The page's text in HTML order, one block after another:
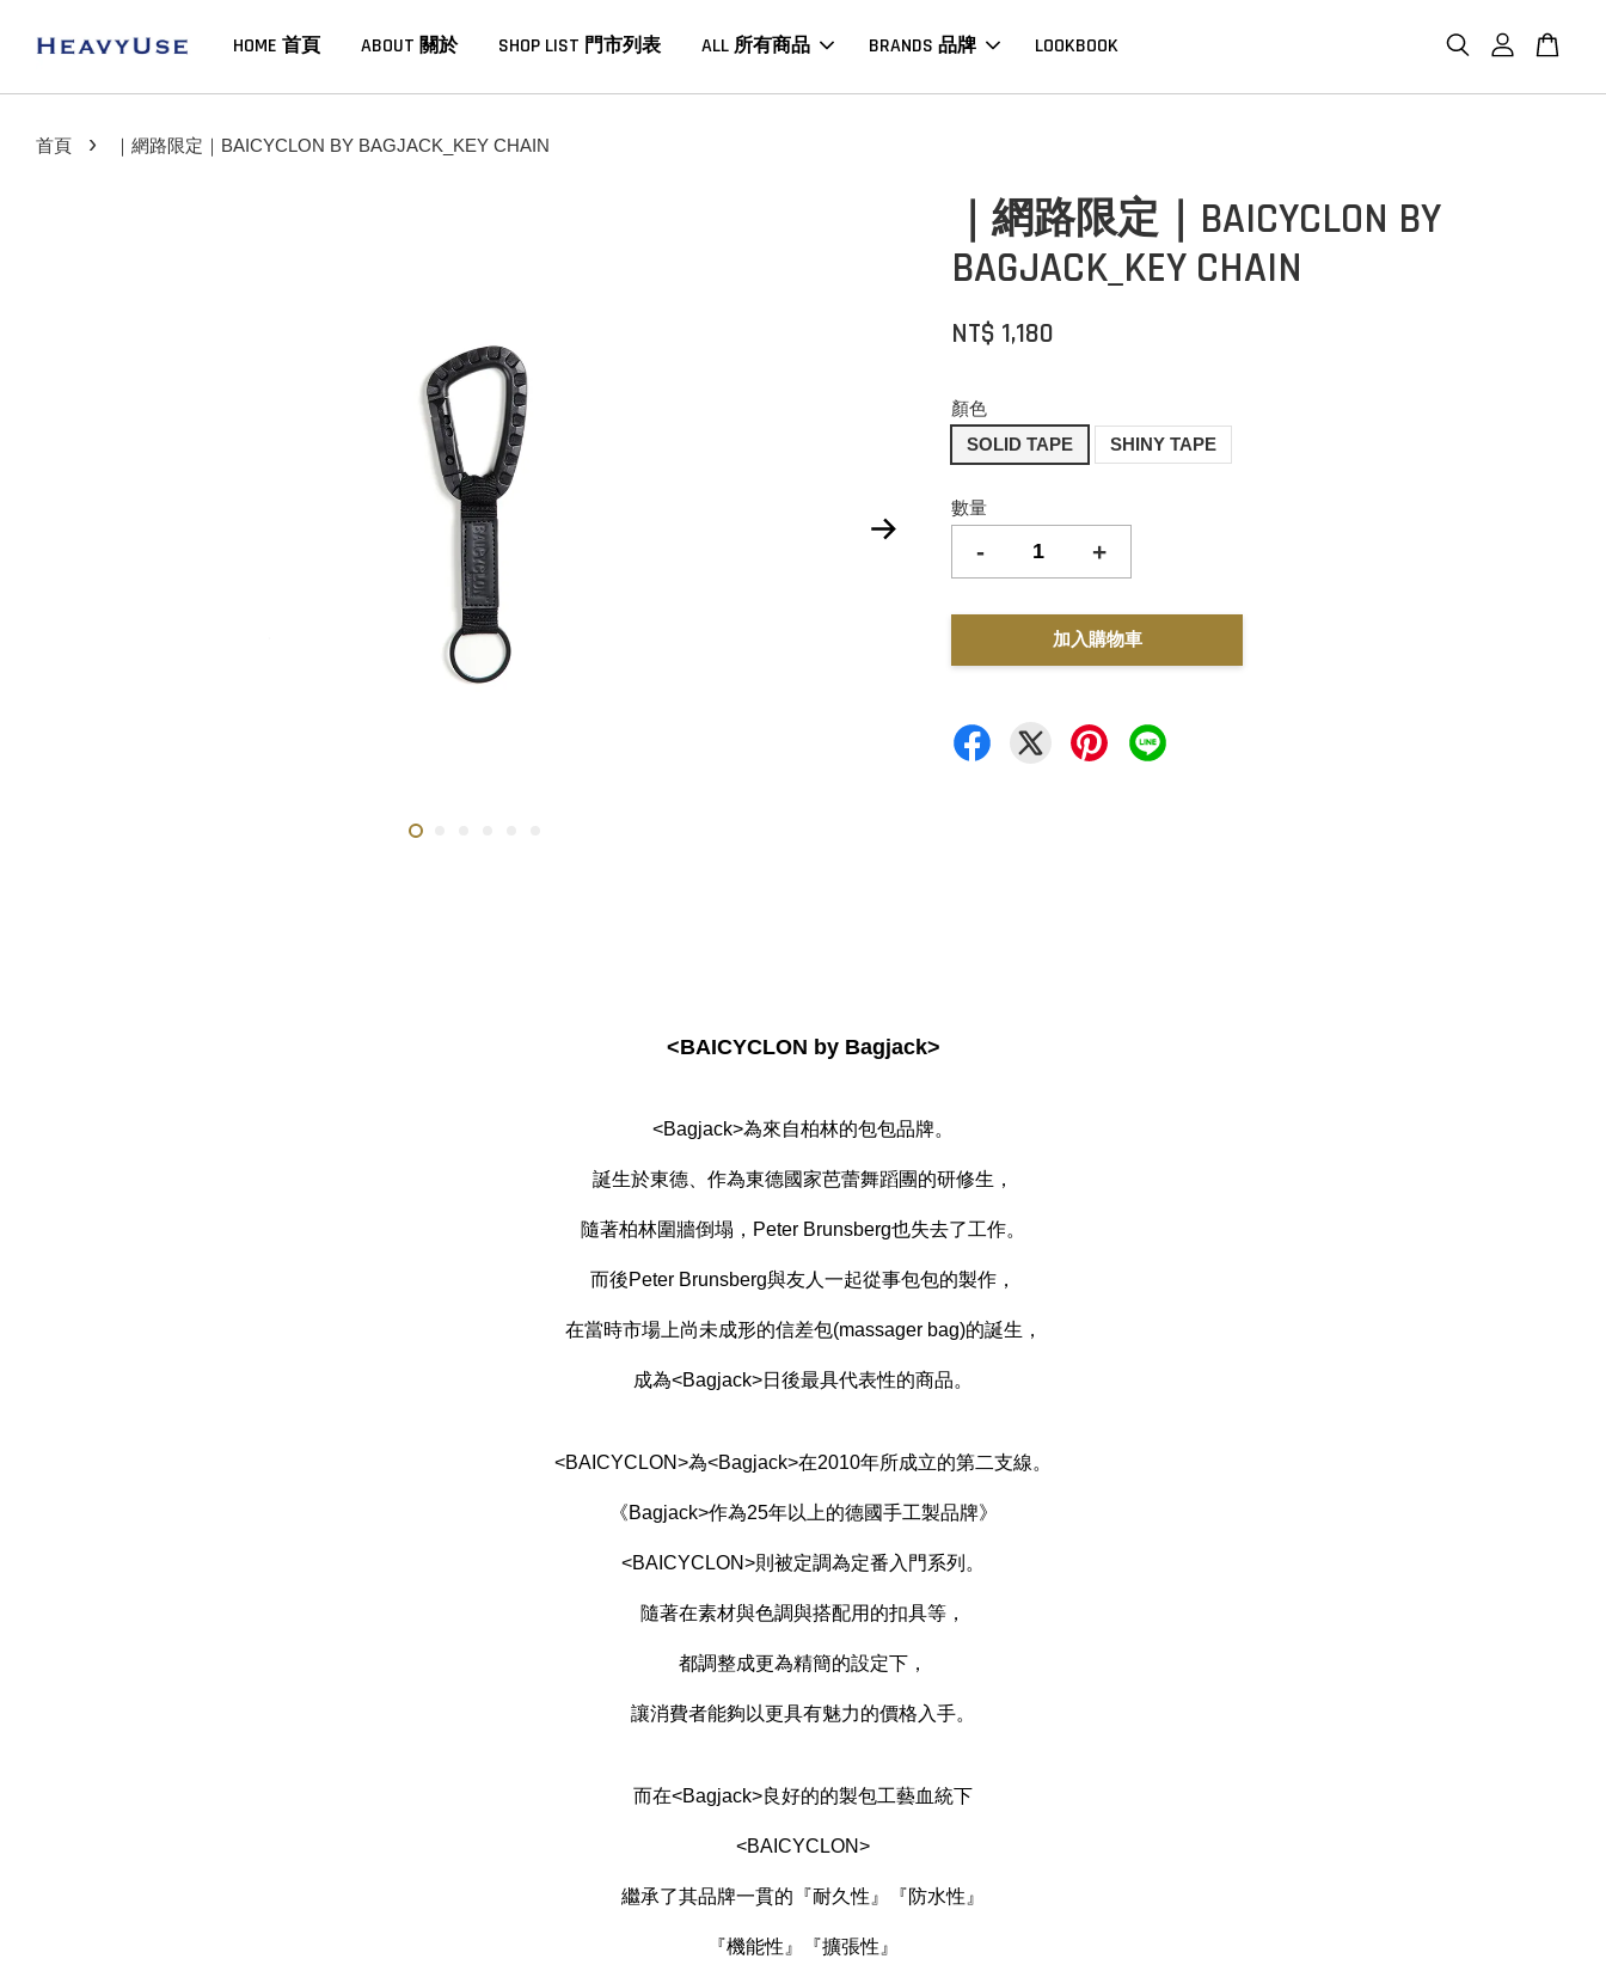
HOME 首頁 ABOUT 關於 SHOP LIST 門市列表 ALL 所有商品 BRANDS 品牌 LOOKBOOK
首頁 › ｜網路限定｜BAICYCLON BY BAGJACK_KEY CHAIN
｜網路限定｜BAICYCLON BY
BAGJACK_KEY CHAIN
NT$ 1,180
顏色
SOLID TAPE
SHINY TAPE
數量
- +
加入購物車
<BAICYCLON by Bagjack>
<Bagjack>為來自柏林的包包品牌。
誕生於東德、作為東德國家芭蕾舞蹈團的研修生，
隨著柏林圍牆倒塌，Peter Brunsberg也失去了工作。
而後Peter Brunsberg與友人一起從事包包的製作，
在當時市場上尚未成形的信差包(massager bag)的誕生，
成為<Bagjack>日後最具代表性的商品。
<BAICYCLON>為<Bagjack>在2010年所成立的第二支線。
《Bagjack>作為25年以上的德國手工製品牌》
<BAICYCLON>則被定調為定番入門系列。
隨著在素材與色調與搭配用的扣具等，
都調整成更為精簡的設定下，
讓消費者能夠以更具有魅力的價格入手。
而在<Bagjack>良好的的製包工藝血統下
<BAICYCLON>
繼承了其品牌一貫的『耐久性』『防水性』
『機能性』『擴張性』